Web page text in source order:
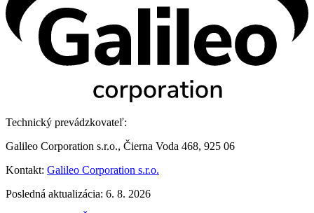
Technický prevádzkovateľ:
Galileo Corporation s.r.o., Čierna Voda 468, 925 06
Kontakt: Galileo Corporation s.r.o.
Posledná aktualizácia: 6. 8. 2026